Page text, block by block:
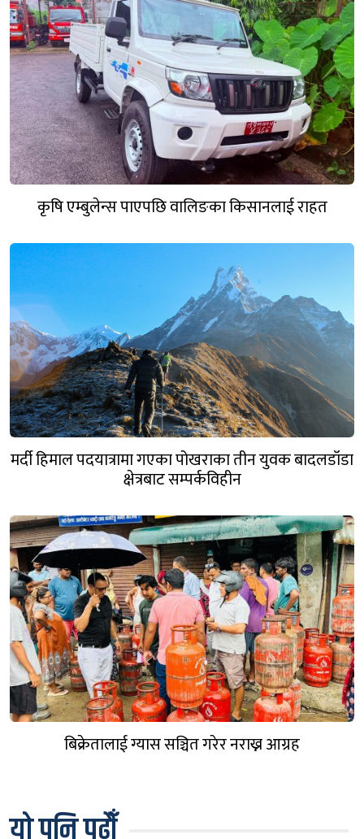
कृषि एम्बुलेन्स पाएपछि वालिङका किसानलाई राहत
मर्दी हिमाल पदयात्रामा गएका पोखराका तीन युवक बादलडाँडा
क्षेत्रबाट सम्पर्कविहीन
बिक्रेतालाई ग्यास सञ्चित गरेर नराख्न आग्रह